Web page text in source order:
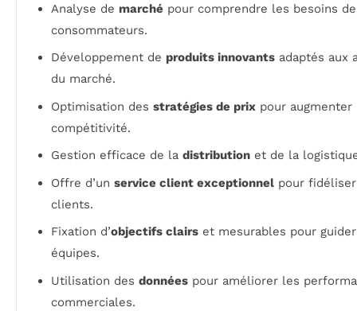
Analyse de marché pour comprendre les besoins
consommateurs.
Développement de produits innovants adaptés aux
du marché.
Optimisation des stratégies de prix pour augmenter
compétitivité.
Gestion efficace de la distribution et de la
Offre d’un service client exceptionnel pour
clients.
Fixation d’objectifs clairs et mesurables pour
équipes.
Utilisation des données pour améliorer les
commerciales.